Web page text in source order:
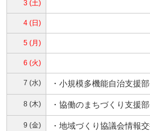
3 (土)
4 (日)
5 (月)
6 (火)
7 (水) ・小規模多機能自治支援
8 (木) ・協働のまちづくり支援
9 (金) ・地域づくり協議会情報